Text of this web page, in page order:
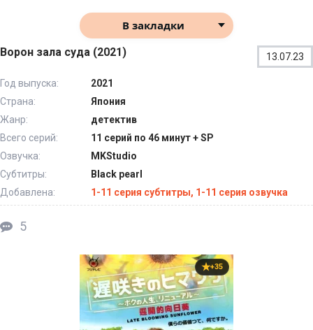
В закладки
Ворон зала суда (2021) 13.07.23
Год выпуска:
2021
Страна:
Япония
Жанр:
детектив
Всего серий:
11 серий по 46 минут + SP
Озвучка:
MKStudio
Субтитры:
Black pearl
Добавлена:
1-11 серия субтитры, 1-11 серия озвучка
5
+35